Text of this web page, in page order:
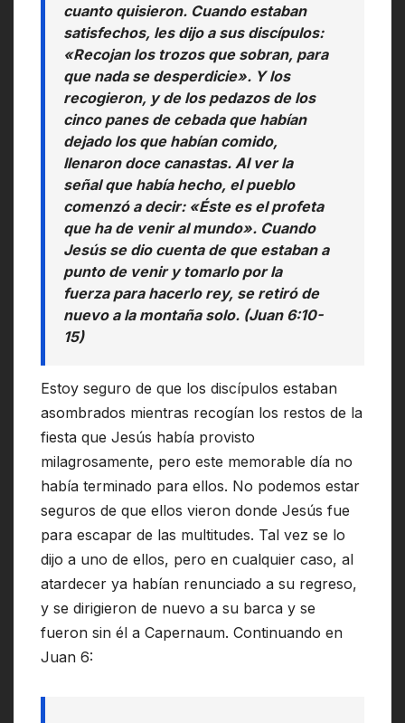
cuanto quisieron. Cuando estaban
satisfechos, les dijo a sus discípulos:
«Recojan los trozos que sobran, para
que nada se desperdicie». Y los
recogieron, y de los pedazos de los
cinco panes de cebada que habían
dejado los que habían comido,
llenaron doce canastas. Al ver la
señal que había hecho, el pueblo
comenzó a decir: «Éste es el profeta
que ha de venir al mundo». Cuando
Jesús se dio cuenta de que estaban a
punto de venir y tomarlo por la
fuerza para hacerlo rey, se retiró de
nuevo a la montaña solo. (Juan 6:10-
15)
Estoy seguro de que los discípulos estaban
asombrados mientras recogían los restos de la
fiesta que Jesús había provisto
milagrosamente, pero este memorable día no
había terminado para ellos. No podemos estar
seguros de que ellos vieron donde Jesús fue
para escapar de las multitudes. Tal vez se lo
dijo a uno de ellos, pero en cualquier caso, al
atardecer ya habían renunciado a su regreso,
y se dirigieron de nuevo a su barca y se
fueron sin él a Capernaum. Continuando en
Juan 6: